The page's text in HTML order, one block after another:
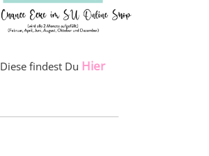
Diese findest Du Hier